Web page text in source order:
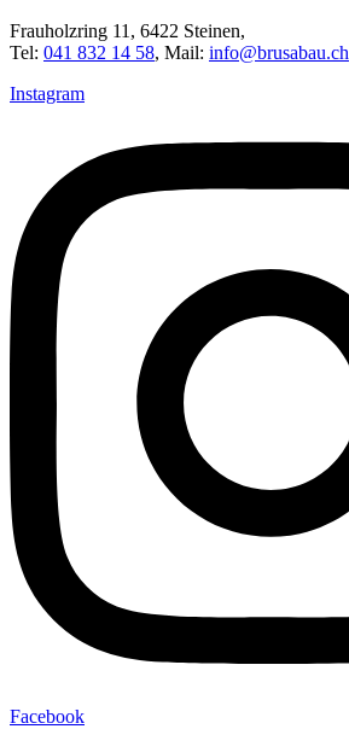
Frauholzring 11, 6422 Steinen,
Tel: 041 832 14 58, Mail: info@brusabau.ch
Instagram
Facebook